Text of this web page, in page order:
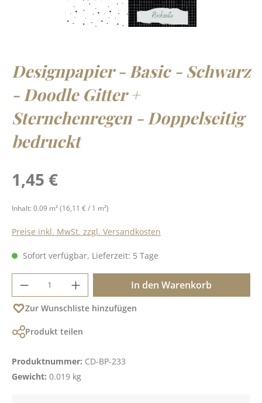
Designpapier - Basic - Schwarz
- Doodle Gitter +
Sternchenregen - Doppelseitig
bedruckt
Regulärer Preis:
1,45 €
Inhalt: 0.09 m²(16,11 € / 1 m²)
Preise inkl. MwSt. zzgl. Versandkosten
Sofort verfügbar, Lieferzeit: 5 Tage
Produkt Anzahl: Gib den gewünschten
In den Warenkorb
Zur Wunschliste hinzufügen
Produkt teilen
Produktnummer: CD-BP-233
Gewicht: 0.019 kg